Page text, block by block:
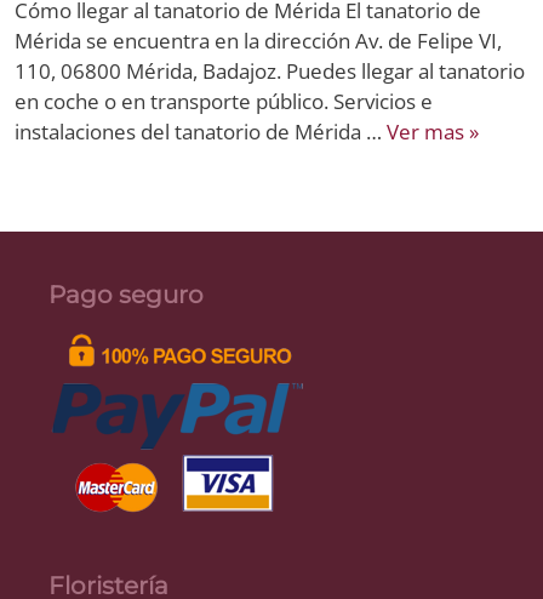
Cómo llegar al tanatorio de Mérida El tanatorio de
Mérida se encuentra en la dirección Av. de Felipe VI,
110, 06800 Mérida, Badajoz. Puedes llegar al tanatorio
en coche o en transporte público. Servicios e
instalaciones del tanatorio de Mérida … Ver mas »
Pago seguro
Floristería